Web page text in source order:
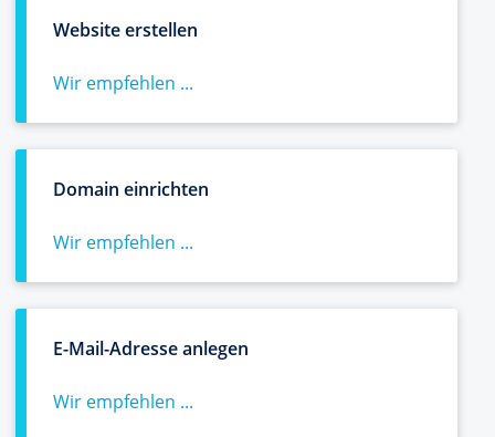
Website erstellen
Wir empfehlen ...
Domain einrichten
Wir empfehlen ...
E-Mail-Adresse anlegen
Wir empfehlen ...